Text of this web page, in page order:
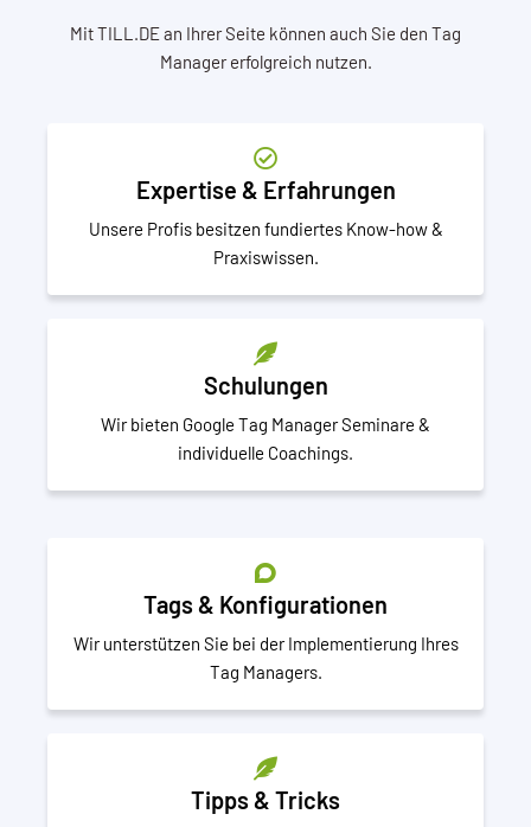
Mit TILL.DE an Ihrer Seite können auch Sie den Tag
Manager erfolgreich nutzen.
Expertise & Erfahrungen
Unsere Profis besitzen fundiertes Know-how &
Praxiswissen.
Schulungen
Wir bieten Google Tag Manager Seminare &
individuelle Coachings.
Tags & Konfigurationen
Wir unterstützen Sie bei der Implementierung Ihres
Tag Managers.
Tipps & Tricks